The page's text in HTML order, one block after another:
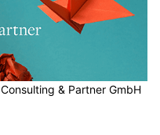
& Partner GmbH